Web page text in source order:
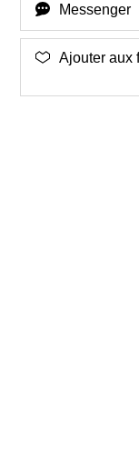
Messenger
Ajouter aux